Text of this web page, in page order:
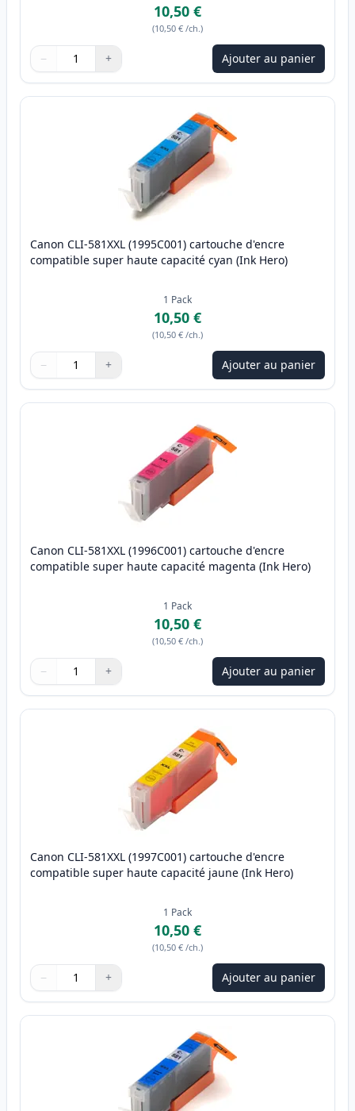
10,50 €
(10,50 € /ch.)
Quantité
Utilisez les boutons pour ajuster
− +
Quantité Ajouter au panier
Canon CLI-581XXL (1995C001) cartouche d'encre
compatible super haute capacité cyan (Ink Hero)
1 Pack
10,50 €
(10,50 € /ch.)
Quantité
Utilisez les boutons pour ajuster
− +
Quantité Ajouter au panier
Canon CLI-581XXL (1996C001) cartouche d'encre
compatible super haute capacité magenta (Ink Hero)
1 Pack
10,50 €
(10,50 € /ch.)
Quantité
Utilisez les boutons pour ajuster
− +
Quantité Ajouter au panier
Canon CLI-581XXL (1997C001) cartouche d'encre
compatible super haute capacité jaune (Ink Hero)
1 Pack
10,50 €
(10,50 € /ch.)
Quantité
Utilisez les boutons pour ajuster
− +
Quantité Ajouter au panier